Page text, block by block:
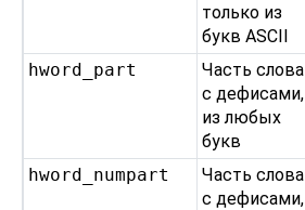
только из
букв ASCII
hword_part
Часть слова
с дефисами,
из любых
букв
hword_numpart
Часть слова
с дефисами,